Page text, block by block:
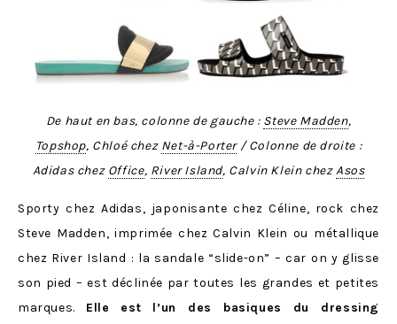
De haut en bas, colonne de gauche : Steve Madden,
Topshop, Chloé chez Net-à-Porter/ Colonne de droite :
Adidas chez Office, River Island, Calvin Klein chezAsos
Sporty chez Adidas, japonisante chez Céline, rock chez
Steve Madden, imprimée chez Calvin Klein ou métallique
chez River Island : la sandale “slide-on” – car on y glisse
son pied – est déclinée par toutes les grandes et petites
marques. Elle est l’un des basiques du dressing